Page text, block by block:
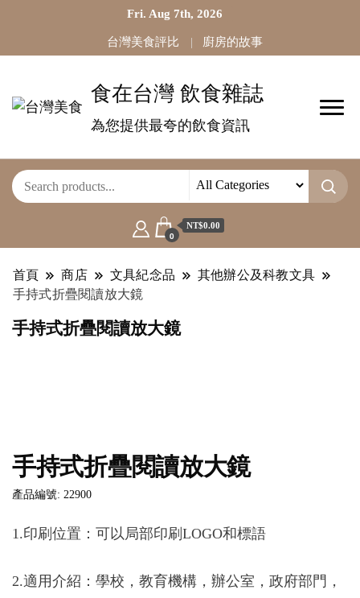
Fri. Aug 7th, 2026
台灣美食評比 廚房的故事
食在台灣 飲食雜誌
為您提供最夸的飲食資訊
0
NT$0.00
首頁 商店 文具紀念品
其他辦公及科教文具
手持式折疊閱讀放大鏡
手持式折疊閱讀放大鏡
手持式折疊閱讀放大鏡
產品編號: 22900
1.印刷位置：可以局部印刷LOGO和標語
2.適用介紹：學校，教育機構，辦公室，政府部門，